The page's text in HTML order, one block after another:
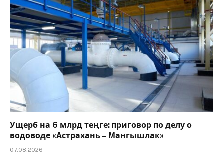
Ущерб на 6 млрд теңге: приговор по делу о
водоводе «Астрахань – Мангышлак»
07.08.2026